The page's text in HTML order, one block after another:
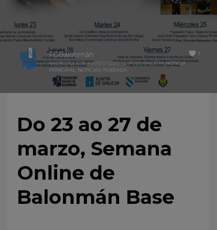
1
FGBalonmán
MIÉRCOLES, 18 MARZO 2020 / PUBLISHED INNOTICIA
PRINCIPAL NOTICIAS PORTADA
Do 23 ao 27 de
marzo, Semana
Online de
Balonmán Base